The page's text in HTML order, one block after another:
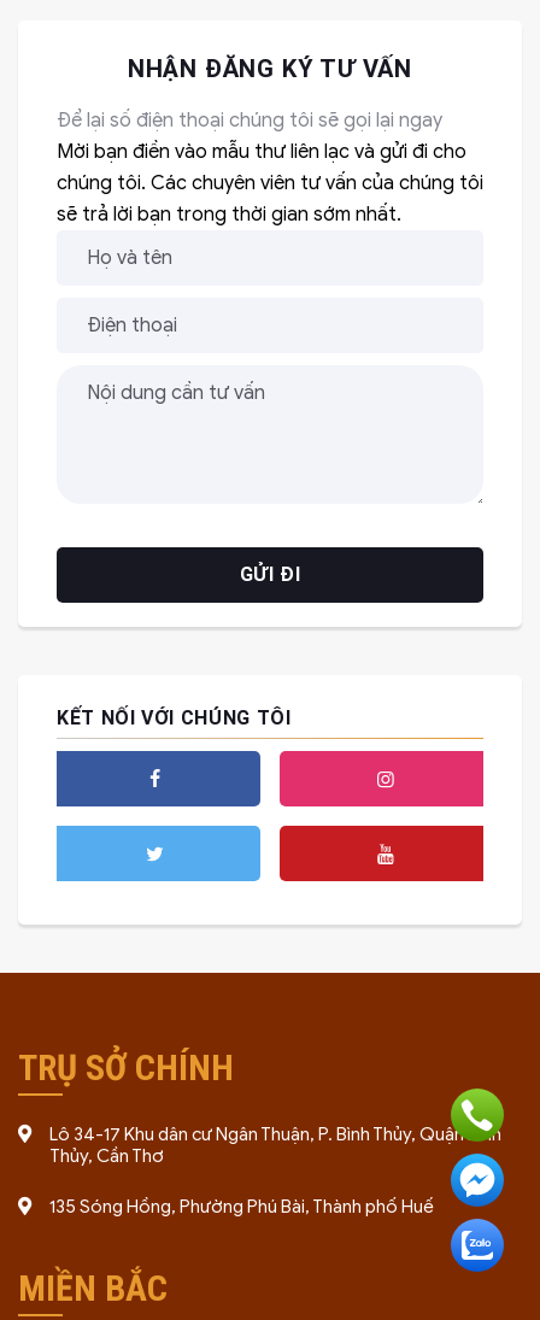
NHẬN ĐĂNG KÝ TƯ VẤN
Để lại số điện thoại chúng tôi sẽ gọi lại ngay
Mời bạn điền vào mẫu thư liên lạc và gửi đi cho
chúng tôi. Các chuyên viên tư vấn của chúng tôi
sẽ trả lời bạn trong thời gian sớm nhất.
KẾT NỐI VỚI CHÚNG TÔI
TRỤ SỞ CHÍNH
Lô 34-17 Khu dân cư Ngân Thuận, P. Bình Thủy, Quận Bình
Thủy, Cần Thơ
135 Sóng Hồng, Phường Phú Bài, Thành phố Huế
MIỀN BẮC